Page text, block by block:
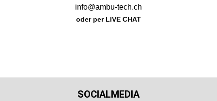
info@ambu-tech.ch
oder per LIVE CHAT
SOCIALMEDIA